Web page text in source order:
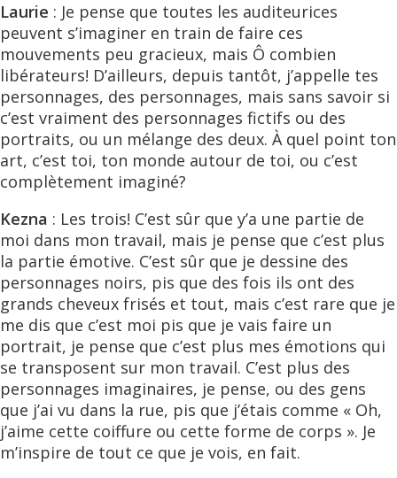
Laurie : Je pense que toutes les auditeurices
peuvent s’imaginer en train de faire ces
mouvements peu gracieux, mais Ô combien
libérateurs! D’ailleurs, depuis tantôt, j’appelle tes
personnages, des personnages, mais sans savoir si
c’est vraiment des personnages fictifs ou des
portraits, ou un mélange des deux. À quel point ton
art, c’est toi, ton monde autour de toi, ou c’est
complètement imaginé?
Kezna : Les trois! C’est sûr que y’a une partie de
moi dans mon travail, mais je pense que c’est plus
la partie émotive. C’est sûr que je dessine des
personnages noirs, pis que des fois ils ont des
grands cheveux frisés et tout, mais c’est rare que je
me dis que c’est moi pis que je vais faire un
portrait, je pense que c’est plus mes émotions qui
se transposent sur mon travail. C’est plus des
personnages imaginaires, je pense, ou des gens
que j’ai vu dans la rue, pis que j’étais comme « Oh,
j’aime cette coiffure ou cette forme de corps ». Je
m’inspire de tout ce que je vois, en fait.